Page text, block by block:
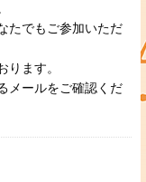
たでもご参加いただ
ます。
メールをご確認くだ